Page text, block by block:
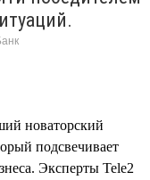
новаторский
подсвечивает
Эксперты Tele2